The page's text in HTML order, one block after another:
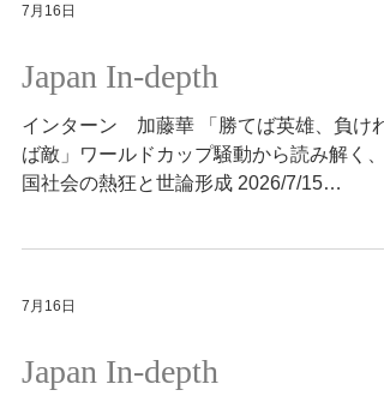
7月16日
Japan In-depth
インターン 加藤華 「勝てば英雄、負けれ
ば敵」ワールドカップ騒動から読み解く、
国社会の熱狂と世論形成 2026/7/15
7月16日
Japan In-depth